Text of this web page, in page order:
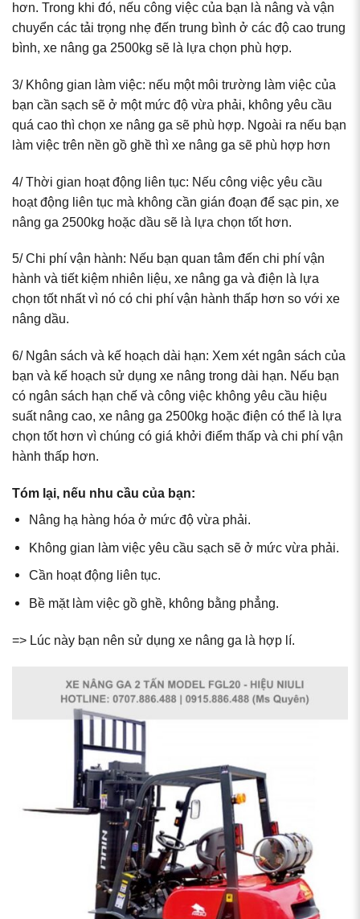
hơn. Trong khi đó, nếu công việc của bạn là nâng và vận
chuyển các tải trọng nhẹ đến trung bình ở các độ cao trung
bình, xe nâng ga 2500kg sẽ là lựa chọn phù hợp.
3/ Không gian làm việc: nếu một môi trường làm việc của
bạn cần sạch sẽ ở một mức độ vừa phải, không yêu cầu
quá cao thì chọn xe nâng ga sẽ phù hợp. Ngoài ra nếu bạn
làm việc trên nền gồ ghề thì xe nâng ga sẽ phù hợp hơn
4/ Thời gian hoạt động liên tục: Nếu công việc yêu cầu
hoạt động liên tục mà không cần gián đoạn để sạc pin, xe
nâng ga 2500kg hoặc dầu sẽ là lựa chọn tốt hơn.
5/ Chi phí vận hành: Nếu bạn quan tâm đến chi phí vận
hành và tiết kiệm nhiên liệu, xe nâng ga và điện là lựa
chọn tốt nhất vì nó có chi phí vận hành thấp hơn so với xe
nâng dầu.
6/ Ngân sách và kế hoạch dài hạn: Xem xét ngân sách của
bạn và kế hoạch sử dụng xe nâng trong dài hạn. Nếu bạn
có ngân sách hạn chế và công việc không yêu cầu hiệu
suất nâng cao, xe nâng ga 2500kg hoặc điện có thể là lựa
chọn tốt hơn vì chúng có giá khởi điểm thấp và chi phí vận
hành thấp hơn.
Tóm lại, nếu nhu cầu của bạn:
Nâng hạ hàng hóa ở mức độ vừa phải.
Không gian làm việc yêu cầu sạch sẽ ở mức vừa phải.
Cần hoạt động liên tục.
Bề mặt làm việc gồ ghề, không bằng phẳng.
=> Lúc này bạn nên sử dụng xe nâng ga là hợp lí.